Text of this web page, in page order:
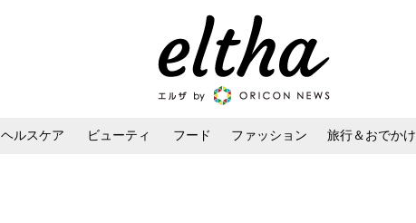
ヘルスケア ビューティ フード ファッション 旅行＆おでかけ